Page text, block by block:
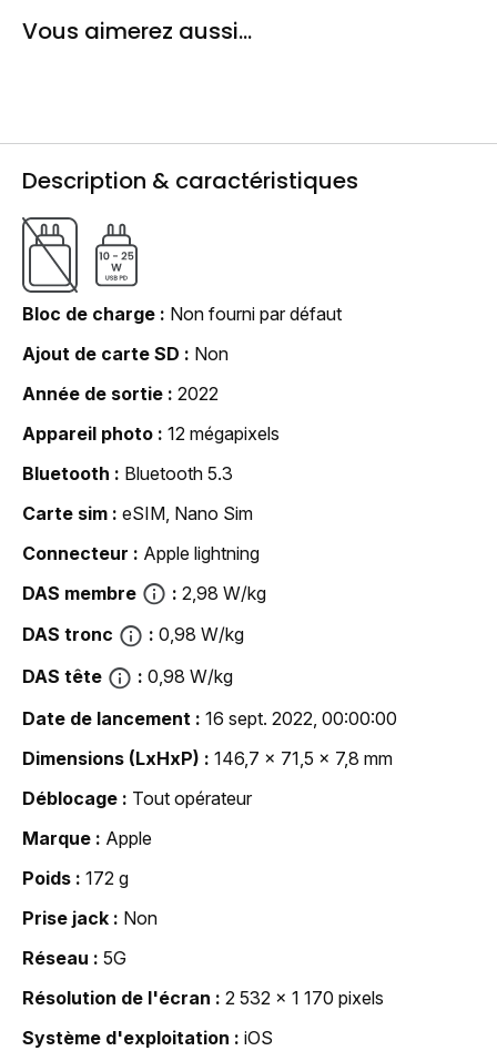
Vous aimerez aussi...
Description & caractéristiques
Bloc de charge
Non fourni par défaut
Ajout de carte SD
Non
Année de sortie
2022
Appareil photo
12 mégapixels
Bluetooth
Bluetooth 5.3
Carte sim
eSIM, Nano Sim
Connecteur
Apple lightning
DAS membre
2,98 W/kg
DAS tronc
0,98 W/kg
DAS tête
0,98 W/kg
Date de lancement
16 sept. 2022, 00:00:00
Dimensions (LxHxP)
146,7 x 71,5 x 7,8 mm
Déblocage
Tout opérateur
Marque
Apple
Poids
172 g
Prise jack
Non
Réseau
5G
Résolution de l'écran
2 532 x 1 170 pixels
Système d'exploitation
iOS